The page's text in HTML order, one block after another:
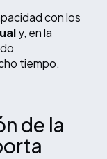
con los
y, en la
tiempo.
de la